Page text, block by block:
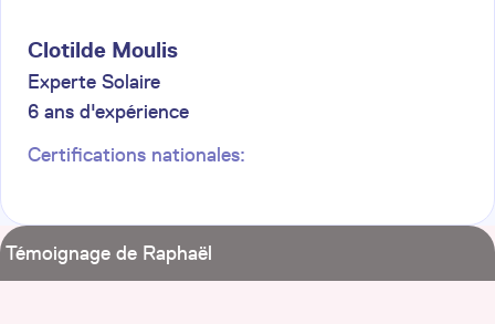
Clotilde Moulis
Experte Solaire
6 ans d'expérience
Certifications nationales:
Témoignage de Raphaël